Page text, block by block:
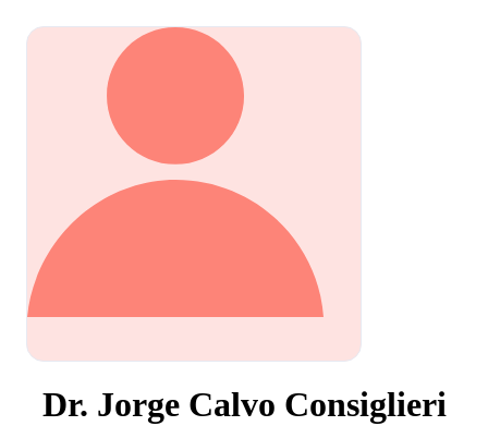
Dr. Jorge Calvo Consiglieri